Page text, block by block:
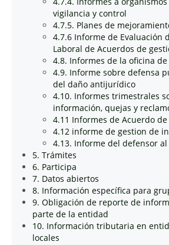
vigilancia y control
4.7.5. Planes de
4.7.6 Informe de Evaluación
Laboral de Acuerdos de
4.8. Informes de la oficina
4.9. Informe sobre defensa
del daño antijurídico
4.10. Informes trimestrales
información, quejas y
4.11 Informes de Acuerdo de
4.12 informe de gestion de
4.13. Informe del defensor
5. Trámites
6. Participa
7. Datos abiertos
8. Información específica para
9. Obligación de reporte de
parte de la entidad
10. Información tributaria en
locales